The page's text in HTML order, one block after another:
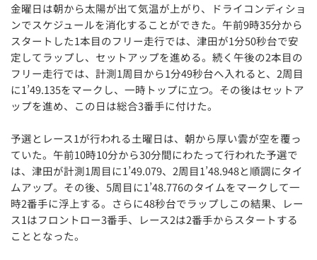
金曜日は朝から太陽が出て気温が上がり、ドライコンディショ
ンでスケジュールを消化することができた。午前9時35分から
スタートした1本目のフリー走行では、津田が1分50秒台で安
定してラップし、セットアップを進める。続く午後の2本目の
フリー走行では、計測1周目から1分49秒台へ入れると、2周目
に1’49.135をマークし、一時トップに立つ。その後はセットア
ップを進め、この日は総合3番手に付けた。
予選とレース1が行われる土曜日は、朝から厚い雲が空を覆っ
ていた。午前10時10分から30分間にわたって行われた予選で
は、津田が計測1周目に1’49.079、2周目1’48.948と順調にタイ
ムアップ。その後、5周目に1’48.776のタイムをマークして一
時2番手に浮上する。さらに48秒台でラップしこの結果、レー
ス1はフロントロー3番手、レース2は2番手からスタートする
こととなった。